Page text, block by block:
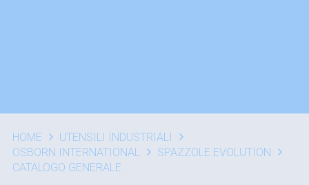
HOME
UTENSILI INDUSTRIALI
OSBORN INTERNATIONAL
SPAZZOLE EVOLUTION
CATALOGO GENERALE